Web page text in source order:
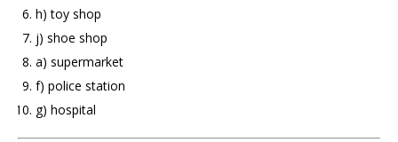
h) toy shop
j) shoe shop
a) supermarket
f) police station
g) hospital